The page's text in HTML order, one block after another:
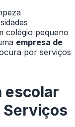
colégio pequeno
empresa de
por serviços
escolar
Serviços